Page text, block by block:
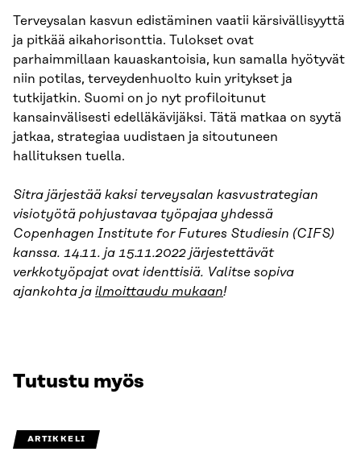
Terveysalan kasvun edistäminen vaatii kärsivällisyyttä
ja pitkää aikahorisonttia. Tulokset ovat
parhaimmillaan kauaskantoisia, kun samalla hyötyvät
niin potilas, terveydenhuolto kuin yritykset ja
tutkijatkin. Suomi on jo nyt profiloitunut
kansainvälisesti edelläkävijäksi. Tätä matkaa on syytä
jatkaa, strategiaa uudistaen ja sitoutuneen
hallituksen tuella.
Sitra järjestää kaksi terveysalan kasvustrategian
visiotyötä pohjustavaa työpajaa yhdessä
Copenhagen Institute for Futures Studiesin (CIFS)
kanssa. 14.11. ja 15.11.2022 järjestettävät
verkkotyöpajat ovat identtisiä. Valitse sopiva
ajankohta ja ilmoittaudu mukaan!
Tutustu myös
ARTIKKELI